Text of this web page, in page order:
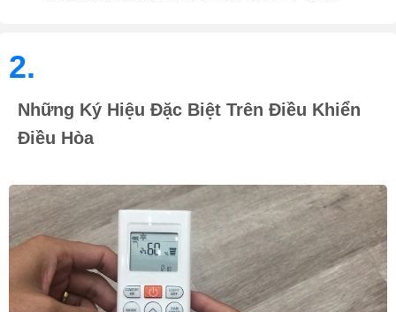
2.
Những Ký Hiệu Đặc Biệt Trên Điều Khiển
Điều Hòa